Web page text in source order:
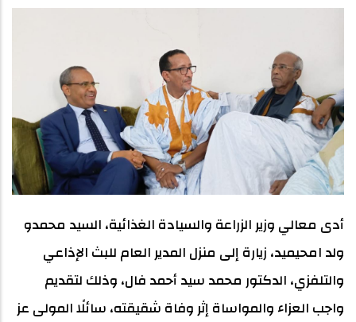
أدى معالي وزير الزراعة والسيادة الغذائية، السيد محمدو
ولد امحيميد، زيارة إلى منزل المدير العام للبث الإذاعي
والتلفزي، الدكتور محمد سيد أحمد فال، وذلك لتقديم
واجب العزاء والمواساة إثر وفاة شقيقته، سائلًا المولى عز